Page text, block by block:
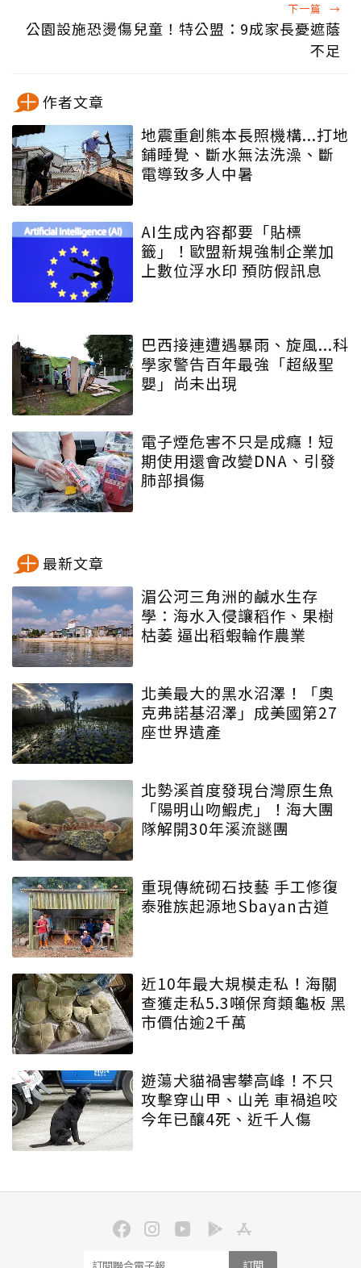
下一篇 →
公園設施恐燙傷兒童！特公盟：9成家長憂遮蔭
不足
作者文章
地震重創熊本長照機構...打地
鋪睡覺、斷水無法洗澡、斷
電導致多人中暑
AI生成內容都要「貼標
籤」！歐盟新規強制企業加
上數位浮水印 預防假訊息
巴西接連遭遇暴雨、旋風...科
學家警告百年最強「超級聖
嬰」尚未出現
電子煙危害不只是成癮！短
期使用還會改變DNA、引發
肺部損傷
最新文章
湄公河三角洲的鹹水生存
學：海水入侵讓稻作、果樹
枯萎 逼出稻蝦輪作農業
北美最大的黑水沼澤！「奧
克弗諾基沼澤」成美國第27
座世界遺產
北勢溪首度發現台灣原生魚
「陽明山吻鰕虎」！海大團
隊解開30年溪流謎團
重現傳統砌石技藝 手工修復
泰雅族起源地Sbayan古道
近10年最大規模走私！海關
查獲走私5.3噸保育類龜板 黑
市價估逾2千萬
遊蕩犬貓禍害攀高峰！不只
攻擊穿山甲、山羌 車禍追咬
今年已釀4死、近千人傷